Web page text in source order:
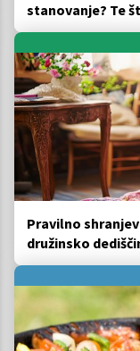
stanovanje? Te
Pravilno
družinsko